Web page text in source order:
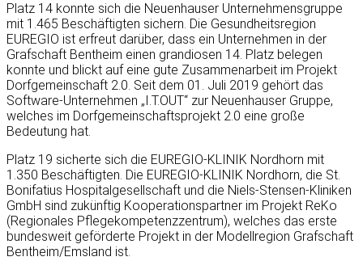
Platz 14 konnte sich die Neuenhauser Unternehmensgruppe
mit 1.465 Beschäftigten sichern. Die Gesundheitsregion
EUREGIO ist erfreut darüber, dass ein Unternehmen in der
Grafschaft Bentheim einen grandiosen 14. Platz belegen
konnte und blickt auf eine gute Zusammenarbeit im Projekt
Dorfgemeinschaft 2.0. Seit dem 01. Juli 2019 gehört das
Software-Unternehmen „I.T.OUT“ zur Neuenhauser Gruppe,
welches im Dorfgemeinschaftsprojekt 2.0 eine große
Bedeutung hat.
Platz 19 sicherte sich die EUREGIO-KLINIK Nordhorn mit
1.350 Beschäftigten. Die EUREGIO-KLINIK Nordhorn, die St.
Bonifatius Hospitalgesellschaft und die Niels-Stensen-Kliniken
GmbH sind zukünftig Kooperationspartner im Projekt ReKo
(Regionales Pflegekompetenzzentrum), welches das erste
bundesweit geförderte Projekt in der Modellregion Grafschaft
Bentheim/Emsland ist.